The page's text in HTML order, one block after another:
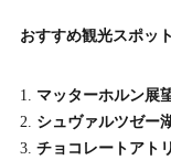
おすすめ観光スポット
マッターホルン展
シュヴァルツゼー
チョコレートアト